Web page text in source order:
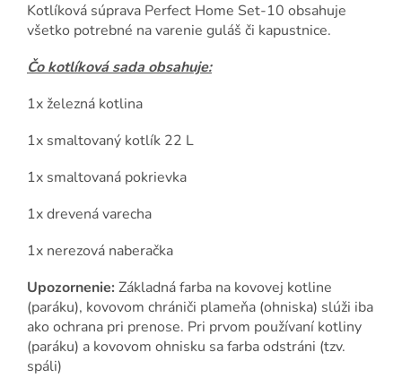
Kotlíková súprava Perfect Home Set-10 obsahuje
všetko potrebné na varenie guláš či kapustnice.
Čo kotlíková sada obsahuje:
1x železná kotlina
1x smaltovaný kotlík 22 L
1x smaltovaná pokrievka
1x drevená varecha
1x nerezová naberačka
Upozornenie: Základná farba na kovovej kotline
(paráku), kovovom chrániči plameňa (ohniska) slúži iba
ako ochrana pri prenose. Pri prvom používaní kotliny
(paráku) a kovovom ohnisku sa farba odstráni (tzv.
spáli)